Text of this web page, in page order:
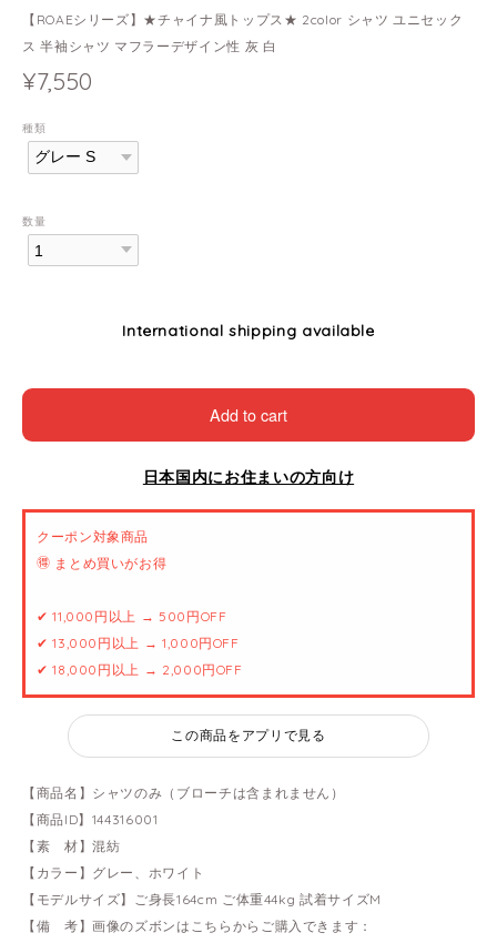
【ROAEシリーズ】★チャイナ風トップス★ 2color シャツ ユニセック
ス 半袖シャツ マフラーデザイン性 灰 白
¥7,550
種類
数量
International shipping available
Add to cart
日本国内にお住まいの方向け
クーポン対象商品
🉐 まとめ買いがお得
✔ 11,000円以上 → 500円OFF
✔ 13,000円以上 → 1,000円OFF
✔ 18,000円以上 → 2,000円OFF
この商品をアプリで見る
【商品名】シャツのみ（ブローチは含まれません）
【商品ID】144316001
【素 材】混紡
【カラー】グレー、ホワイト
【モデルサイズ】ご身長164cm ご体重44kg 試着サイズM
【備 考】画像のズボンはこちらからご購入できます：